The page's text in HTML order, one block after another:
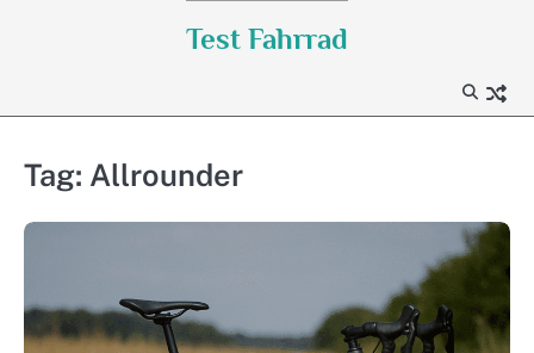
Test Fahrrad
Tag: Allrounder